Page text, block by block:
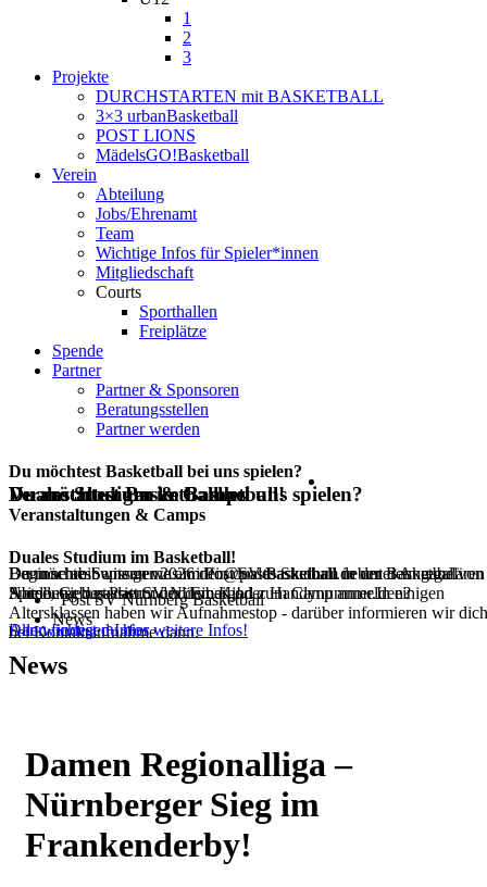
1
2
3
Projekte
DURCHSTARTEN mit BASKETBALL
3×3 urbanBasketball
POST LIONS
MädelsGO!Basketball
Verein
Abteilung
Jobs/Ehrenamt
Team
Wichtige Infos für Spieler*innen
Mitgliedschaft
Courts
Sporthallen
Freiplätze
Spende
Partner
Partner & Sponsoren
Beratungsstellen
Partner werden
Du möchtest Basketball bei uns spielen?
Dann schreib uns gerne an info@postbasketball.de unter Angabe von
Name, Geburtsdatum und Email oder Handynummer.In einigen
Altersklassen haben wir Aufnahmestop - darüber informieren wir dich
bei Kontaktaufnahme dann.
Veranstaltungen & Camps
Du möchtest wissen was im Post SV Basketball neben dem regulären
Spielbetrieb passiert oder dein Kind zum Camp anmelden?
Dann findest du hier weitere Infos!
Duales Studium im Basketball!
Beginne ab Septemer 2026 dein duales Studium in der Basketball
Abteilung des Post SV Nürnberg!
Alle wichtigen Infos
Du möchtest Basketball bei uns spielen?
Veranstaltungen & Camps
Duales Studium im Basketball!
Post SV Nürnberg Basketball
News
News
Damen Regionalliga –
Nürnberger Sieg im
Frankenderby!